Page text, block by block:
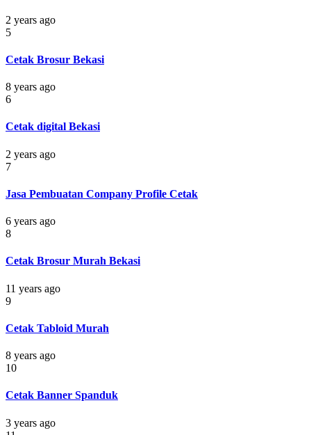
2 years ago
5
Cetak Brosur Bekasi
8 years ago
6
Cetak digital Bekasi
2 years ago
7
Jasa Pembuatan Company Profile Cetak
6 years ago
8
Cetak Brosur Murah Bekasi
11 years ago
9
Cetak Tabloid Murah
8 years ago
10
Cetak Banner Spanduk
3 years ago